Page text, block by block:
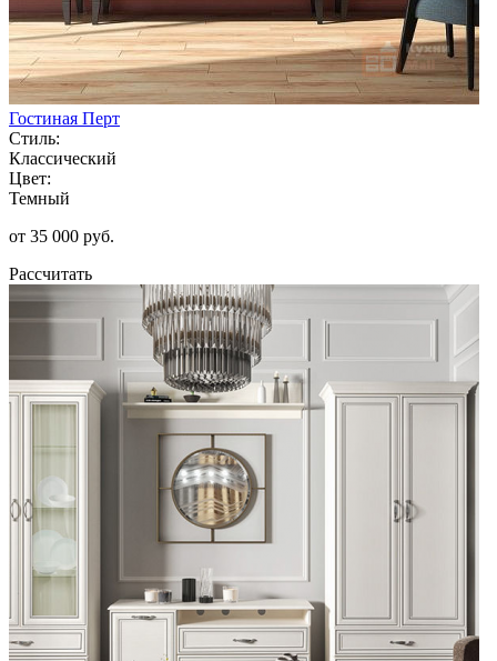
Гостиная Перт
Стиль:
Классический
Цвет:
Темный
от 35 000 руб.
Рассчитать